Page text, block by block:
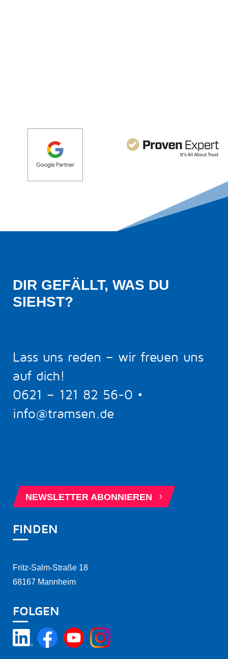
DIR GEFÄLLT, WAS DU
SIEHST?
Lass uns reden – wir freuen uns
auf dich!
0621 – 121 82 56-0 •
info@tramsen.de
NEWSLETTER ABONNIEREN 5
FINDEN
Fritz-Salm-Straße 18
68167 Mannheim
FOLGEN